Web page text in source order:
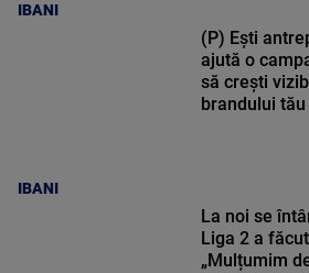
IBANI
IBANI
(P) Ești
ajută o
să crești
brandului tău
La noi se
Liga 2 a
„Mulțumim